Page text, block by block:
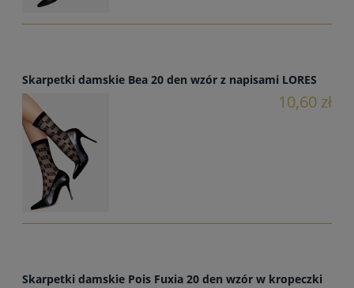
Skarpetki damskie Bea 20 den wzór z napisami LORES
10,60 zł
Skarpetki damskie Pois Fuxia 20 den wzór w kropeczki